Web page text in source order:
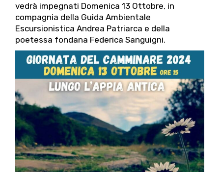
vedrà impegnati Domenica 13 Ottobre, in
compagnia della Guida Ambientale
Escursionistica Andrea Patriarca e della
poetessa fondana Federica Sanguigni.